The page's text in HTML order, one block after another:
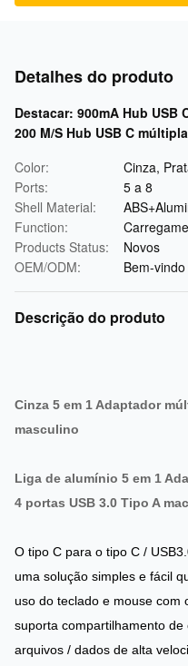
Detalhes do produto
Destacar: 900mA Hub USB
200 M/S Hub USB C múltipla
Color:
Cinza,
Ports:
5 a 8
Shell Material:
Function:
Products Status:
Novos
OEM/ODM:
Bem-vindo
Descrição do produto
Cinza 5 em 1 Adaptador
masculino
Liga de alumínio 5 em 1
4 portas USB 3.0 Tipo A
O tipo C para o tipo C /
uma solução simples e fácil
uso do teclado e mouse com
suporta compartilhamento
arquivos / dados de alta